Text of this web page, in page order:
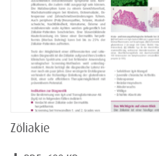
Zöliakie